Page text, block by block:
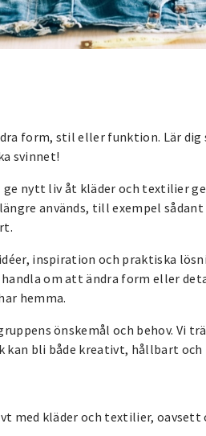
form, stil eller funktion. Lär
svinnet!
ge nytt liv åt kläder och textilier
används, till exempel
inspiration och praktiska
handla om att ändra form eller
hemma.
önskemål och behov. Vi
kan bli både kreativt, hållbart
med kläder och textilier,